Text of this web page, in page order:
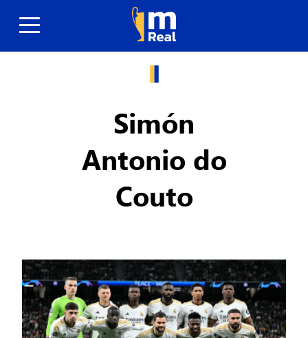
Simón
Antonio do
Couto